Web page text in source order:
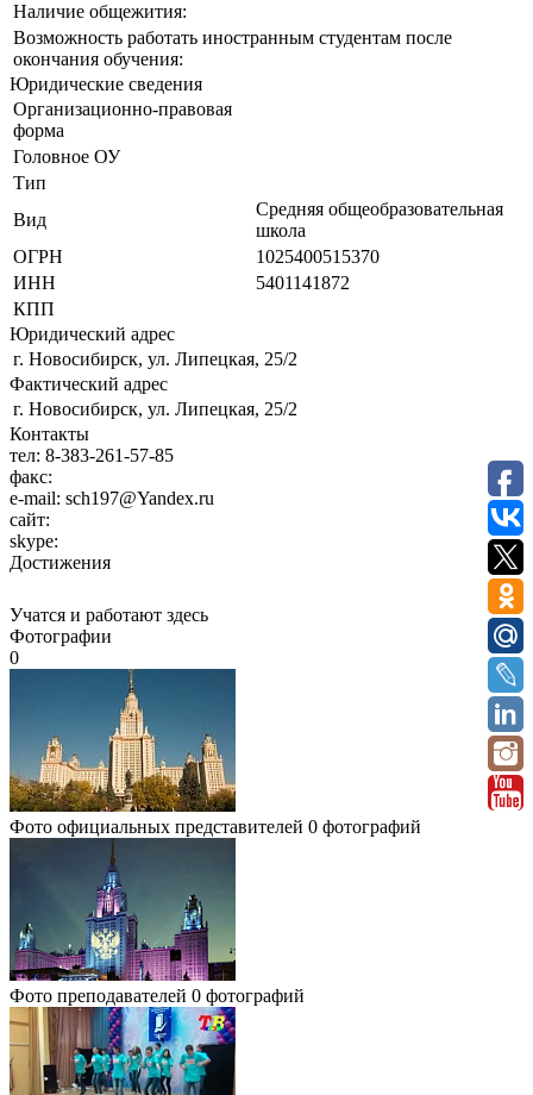
Наличие общежития:
Возможность работать иностранным студентам после
окончания обучения:
Юридические сведения
Организационно-правовая
форма
Головное ОУ
Тип
Вид
Средняя общеобразовательная
школа
ОГРН
1025400515370
ИНН
5401141872
КПП
Юридический адрес
г. Новосибирск, ул. Липецкая, 25/2
Фактический адрес
г. Новосибирск, ул. Липецкая, 25/2
Контакты
тел: 8-383-261-57-85
факс:
e-mail: sch197@Yandex.ru
сайт:
skype:
Достижения
Учатся и работают здесь
Фотографии
0
Фото официальных представителей 0 фотографий
Фото преподавателей 0 фотографий